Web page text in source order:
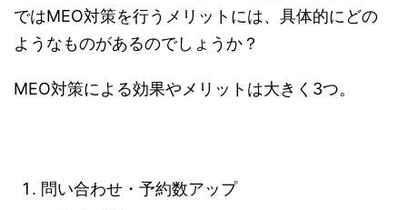
ではMEO対策を行うメリットには、具体的にどの
ようなものがあるのでしょうか？
MEO対策による効果やメリットは大きく3つ。
問い合わせ・予約数アップ